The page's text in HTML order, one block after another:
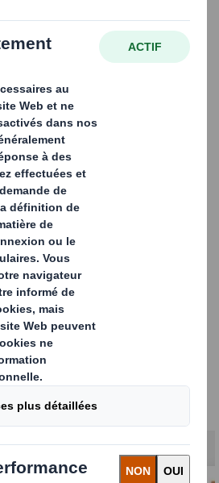
pour les
les boissons
sur mesure sont conçues
de votre marque, améliorer
et soutenir vos
développement durable. Nous
avec vous pour créer des
adaptées à l'économie
besoins en matière
alimentaires et de boissons.